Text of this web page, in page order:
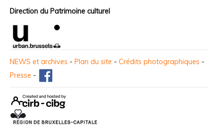
Direction du Patrimoine culturel
NEWS et archives - Plan du site - Crédits photographiques -
Presse -